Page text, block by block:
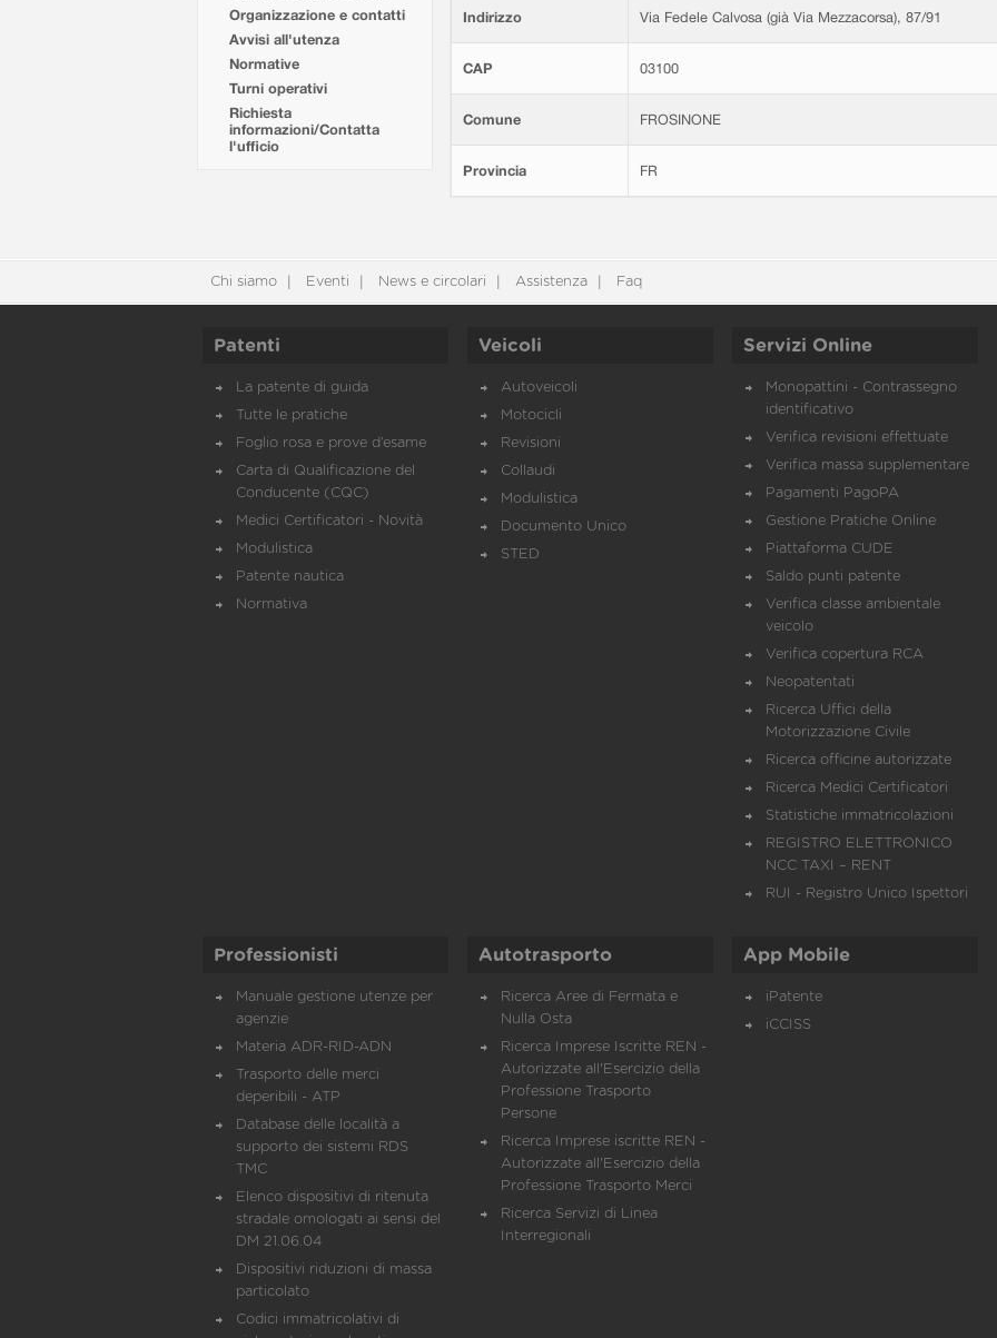
Organizzazione e contatti
Avvisi all'utenza
Normative
Turni operativi
Richiesta
informazioni/Contatta
l'ufficio
Indirizzo Via Fedele Calvosa (già Via Mezzacorsa), 87/91
CAP 03100
Comune FROSINONE
Provincia FR
Chi siamo Eventi News e circolari Assistenza Faq
Patenti
La patente di guida
Tutte le pratiche
Foglio rosa e prove d’esame
Carta di Qualificazione del
Conducente (CQC)
Medici Certificatori - Novità
Modulistica
Patente nautica
Normativa
Veicoli
Autoveicoli
Motocicli
Revisioni
Collaudi
Modulistica
Documento Unico
STED
Servizi Online
Monopattini - Contrassegno
identificativo
Verifica revisioni effettuate
Verifica massa supplementare
Pagamenti PagoPA
Gestione Pratiche Online
Piattaforma CUDE
Saldo punti patente
Verifica classe ambientale
veicolo
Verifica copertura RCA
Neopatentati
Ricerca Uffici della
Motorizzazione Civile
Ricerca officine autorizzate
Ricerca Medici Certificatori
Statistiche immatricolazioni
REGISTRO ELETTRONICO
NCC TAXI – RENT
RUI - Registro Unico Ispettori
Professionisti
Manuale gestione utenze per
agenzie
Materia ADR-RID-ADN
Trasporto delle merci
deperibili - ATP
Database delle località a
supporto dei sistemi RDS
TMC
Elenco dispositivi di ritenuta
stradale omologati ai sensi del
DM 21.06.04
Dispositivi riduzioni di massa
particolato
Codici immatricolativi di
Autotrasporto
Ricerca Aree di Fermata e
Nulla Osta
Ricerca Imprese Iscritte REN -
Autorizzate all'Esercizio della
Professione Trasporto
Persone
Ricerca Imprese iscritte REN -
Autorizzate all'Esercizio della
Professione Trasporto Merci
Ricerca Servizi di Linea
Interregionali
App Mobile
iPatente
iCCISS